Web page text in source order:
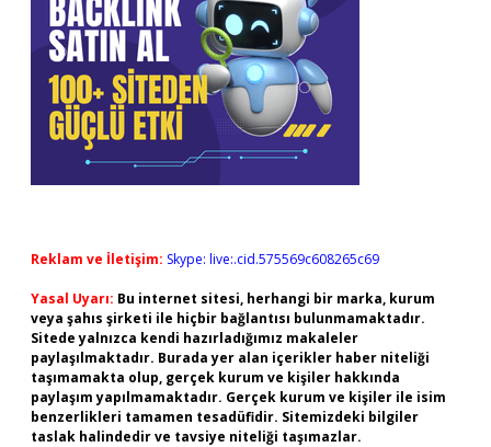
Reklam ve İletişim: Skype: live:.cid.575569c608265c69
Yasal Uyarı: Bu internet sitesi, herhangi bir marka, kurum
veya şahıs şirketi ile hiçbir bağlantısı bulunmamaktadır.
Sitede yalnızca kendi hazırladığımız makaleler
paylaşılmaktadır. Burada yer alan içerikler haber niteliği
taşımamakta olup, gerçek kurum ve kişiler hakkında
paylaşım yapılmamaktadır. Gerçek kurum ve kişiler ile isim
benzerlikleri tamamen tesadüfidir. Sitemizdeki bilgiler
taslak halindedir ve tavsiye niteliği taşımazlar.